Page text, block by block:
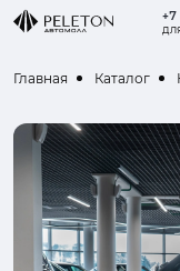
+7
Главная Каталог